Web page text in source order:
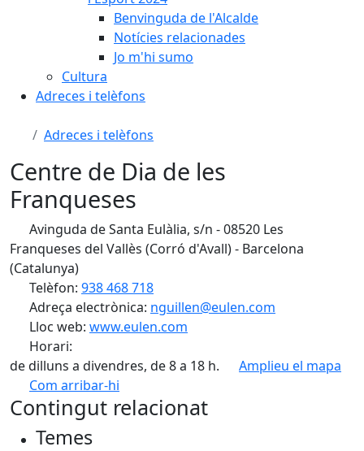
Benvinguda de l'Alcalde
Notícies relacionades
Jo m'hi sumo
Cultura
Adreces i telèfons
Adreces i telèfons
Centre de Dia de les
Franqueses
Avinguda de Santa Eulàlia, s/n - 08520 Les
Franqueses del Vallès (Corró d'Avall) - Barcelona
(Catalunya)
Telèfon: 938 468 718
Adreça electrònica: nguillen@eulen.com
Lloc web: www.eulen.com
Horari:
de dilluns a divendres, de 8 a 18 h.
Amplieu el mapa
Com arribar-hi
+
Contingut relacionat
Temes